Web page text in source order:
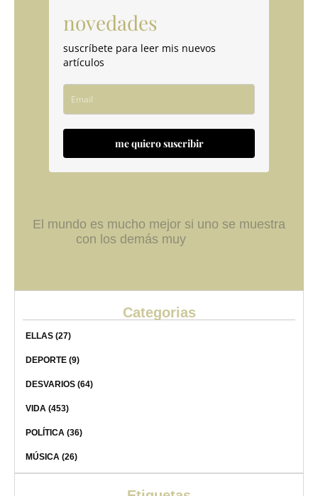
novedades
suscríbete para leer mis nuevos
artículos
me quiero suscribir
El mundo es mucho mejor si uno se muestra
con los demás muy
Categorias
ELLAS (27)
DEPORTE (9)
DESVARIOS (64)
VIDA (453)
POLÍTICA (36)
MÚSICA (26)